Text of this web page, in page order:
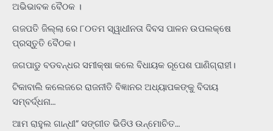
ଅଭିଭାବକ ବୈଠକ ।
ଗଜପତି ଜିଲ୍ଲା ରେ ୮୦ତମ ସ୍ୱାଧୀନତା ଦିବସ ପାଳନ ଉପଲକ୍ଷେ
ପ୍ରସ୍ତୁତି ବୈଠକ।
ଜଗପାଡୁ ବଡବନ୍ଧର ସମୀକ୍ଷା କଲେ ବିଧାୟକ ରୂପେଶ ପାଣିଗ୍ରାହୀ।
ଟିକାବାଲି କଲେଜରେ ରାଜନୀତି ବିଜ୍ଞାନର ଅଧ୍ୟାପକଙ୍କୁ ବିଦାୟ
ସମ୍ବର୍ଦ୍ଧନା…
ଆମ ରାହୁଲ ଗାନ୍ଧୀ” ସଙ୍ଗୀତ ଭିଡିଓ ଉନ୍ମୋଚିତ…